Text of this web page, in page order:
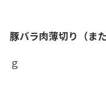
豚バラ肉薄切り（ま
ｇ